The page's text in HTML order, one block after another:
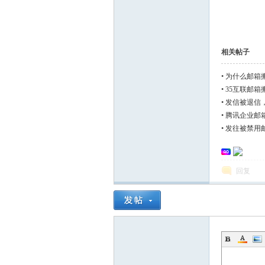
相关帖子
• 为什么邮箱
• 35互联邮箱
• 发信被退信
的邮件，
• 腾讯企业邮
• 发往被禁用
回复